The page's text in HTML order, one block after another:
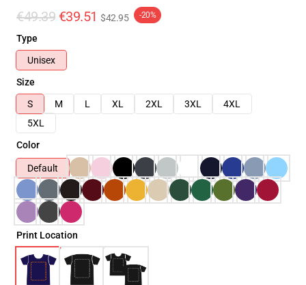
€49.39 €39.51 $42.95 -20%
Type
Unisex
Size
S
M L XL 2XL 3XL
4XL
5XL
Color
Default
Print Location